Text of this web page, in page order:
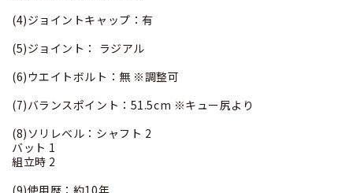
(4)ジョイントキャップ：有
(5)ジョイント： ラジアル
(6)ウエイトボルト：無 ※調整可
(7)バランスポイント：51.5cm ※キュー尻より
(8)ソリレベル：シャフト 2
バット 1
組立時 2
(9)使用歴：約10年